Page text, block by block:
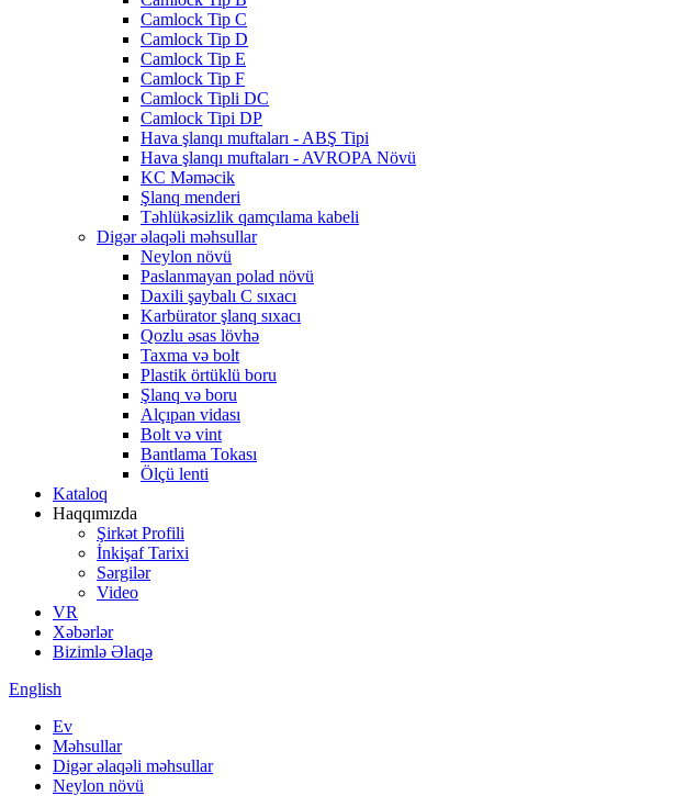
Camlock Tip C
Camlock Tip D
Camlock Tip E
Camlock Tip F
Camlock Tipli DC
Camlock Tipi DP
Hava şlanqı muftaları - ABŞ Tipi
Hava şlanqı muftaları - AVROPA Növü
KC Məməcik
Şlanq menderi
Təhlükəsizlik qamçılama kabeli
Digər əlaqəli məhsullar
Neylon növü
Paslanmayan polad növü
Daxili şaybalı C sıxacı
Karbürator şlanq sıxacı
Qozlu əsas lövhə
Taxma və bolt
Plastik örtüklü boru
Şlanq və boru
Alçıpan vidası
Bolt və vint
Bantlama Tokası
Ölçü lenti
Kataloq
Haqqımızda
Şirkət Profili
İnkişaf Tarixi
Sərgilər
Video
VR
Xəbərlər
Bizimlə Əlaqə
English
Ev
Məhsullar
Digər əlaqəli məhsullar
Neylon növü